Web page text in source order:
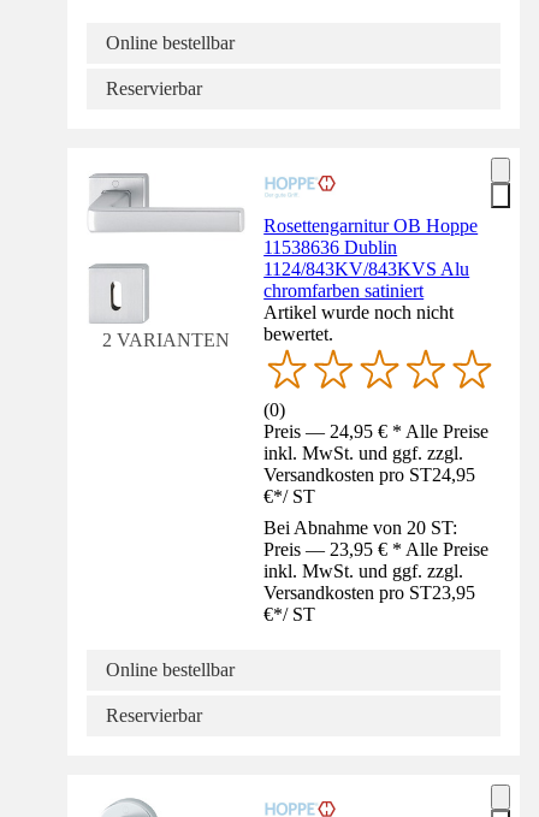
Online bestellbar
Reservierbar
2 VARIANTEN
Rosettengarnitur OB Hoppe
11538636 Dublin
1124/843KV/843KVS Alu
chromfarben satiniert
Artikel wurde noch nicht
bewertet.
(0)
Preis — 24,95 € * Alle Preise
inkl. MwSt. und ggf. zzgl.
Versandkosten pro ST24,95
€*/ ST
Bei Abnahme von 20 ST:
Preis — 23,95 € * Alle Preise
inkl. MwSt. und ggf. zzgl.
Versandkosten pro ST23,95
€*/ ST
Online bestellbar
Reservierbar